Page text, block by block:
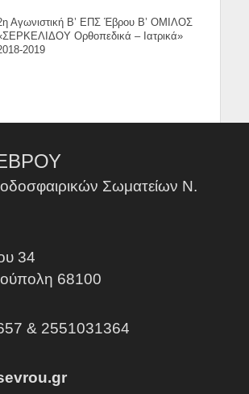
Αγωνιστική Β’ ΕΠΣ Έβρου Β’ ΟΜΙΛΟΣ
Ορθοπεδικά – Ιατρικά»
2019
Σωματείων Ν.
34
68100
& 2551031364